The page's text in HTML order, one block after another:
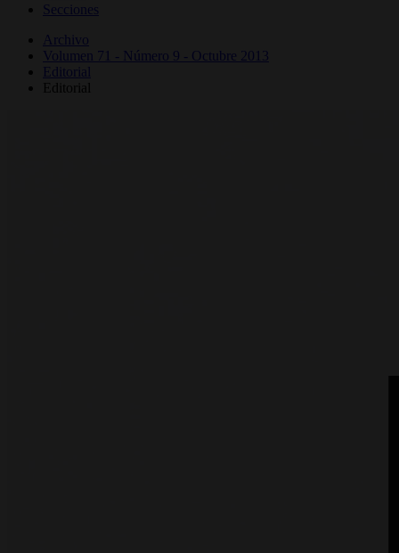
Secciones
Archivo
Volumen 71 - Número 9 - Octubre 2013
Editorial
Editorial